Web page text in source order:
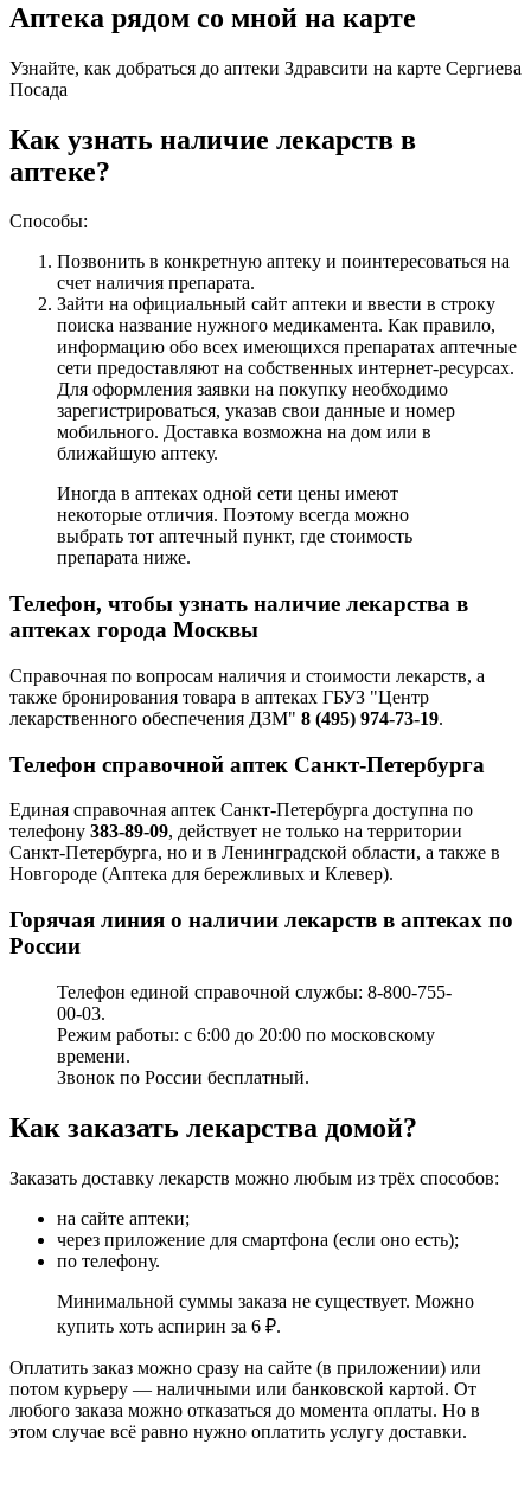
Аптека рядом со мной на карте
Узнайте, как добраться до аптеки Здравсити на карте Сергиева
Посада
Как узнать наличие лекарств в
аптеке?
Способы:
Позвонить в конкретную аптеку и поинтересоваться на
счет наличия препарата.
Зайти на официальный сайт аптеки и ввести в строку
поиска название нужного медикамента. Как правило,
информацию обо всех имеющихся препаратах аптечные
сети предоставляют на собственных интернет-ресурсах.
Для оформления заявки на покупку необходимо
зарегистрироваться, указав свои данные и номер
мобильного. Доставка возможна на дом или в
ближайшую аптеку.
Иногда в аптеках одной сети цены имеют
некоторые отличия. Поэтому всегда можно
выбрать тот аптечный пункт, где стоимость
препарата ниже.
Телефон, чтобы узнать наличие лекарства в
аптеках города Москвы
Справочная по вопросам наличия и стоимости лекарств, а
также бронирования товара в аптеках ГБУЗ "Центр
лекарственного обеспечения ДЗМ" 8 (495) 974-73-19.
Телефон справочной аптек Санкт-Петербурга
Единая справочная аптек Санкт-Петербурга доступна по
телефону 383-89-09, действует не только на территории
Санкт-Петербурга, но и в Ленинградской области, а также в
Новгороде (Аптека для бережливых и Клевер).
Горячая линия о наличии лекарств в аптеках по
России
Телефон единой справочной службы: 8-800-755-
00-03.
Режим работы: с 6:00 до 20:00 по московскому
времени.
Звонок по России бесплатный.
Как заказать лекарства домой?
Заказать доставку лекарств можно любым из трёх способов:
на сайте аптеки;
через приложение для смартфона (если оно есть);
по телефону.
Минимальной суммы заказа не существует. Можно
купить хоть аспирин за 6 ₽.
Оплатить заказ можно сразу на сайте (в приложении) или
потом курьеру — наличными или банковской картой. От
любого заказа можно отказаться до момента оплаты. Но в
этом случае всё равно нужно оплатить услугу доставки.